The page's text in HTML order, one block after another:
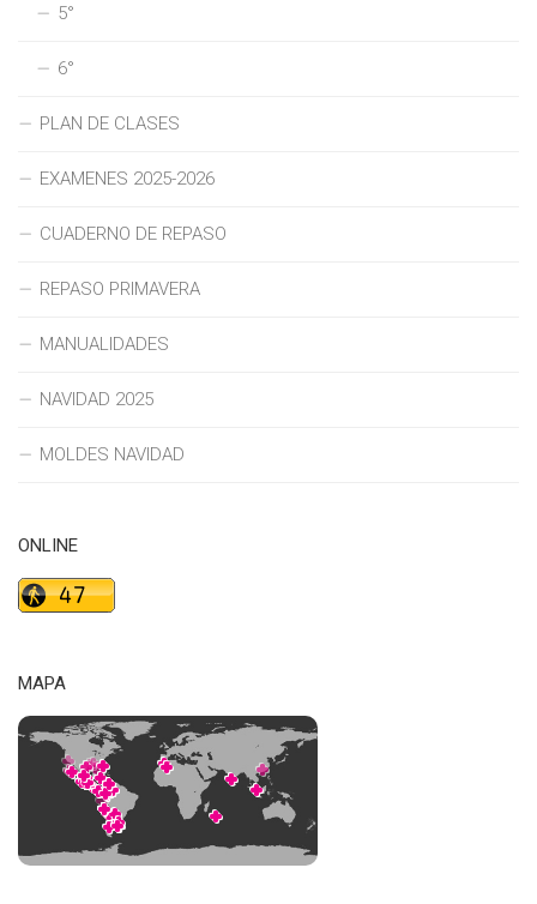
5°
6°
PLAN DE CLASES
EXAMENES 2025-2026
CUADERNO DE REPASO
REPASO PRIMAVERA
MANUALIDADES
NAVIDAD 2025
MOLDES NAVIDAD
ONLINE
MAPA